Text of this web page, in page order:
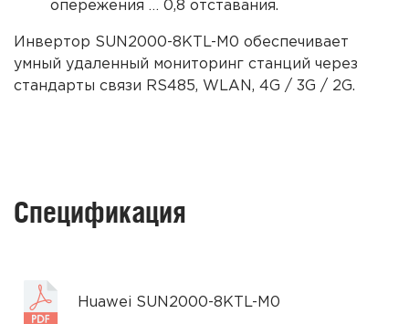
опережения … 0,8 отставания.
Инвертор SUN2000-8KTL-M0 обеспечивает
умный удаленный мониторинг станций через
стандарты связи RS485, WLAN, 4G / 3G / 2G.
Спецификация
Huawei SUN2000-8KTL-M0